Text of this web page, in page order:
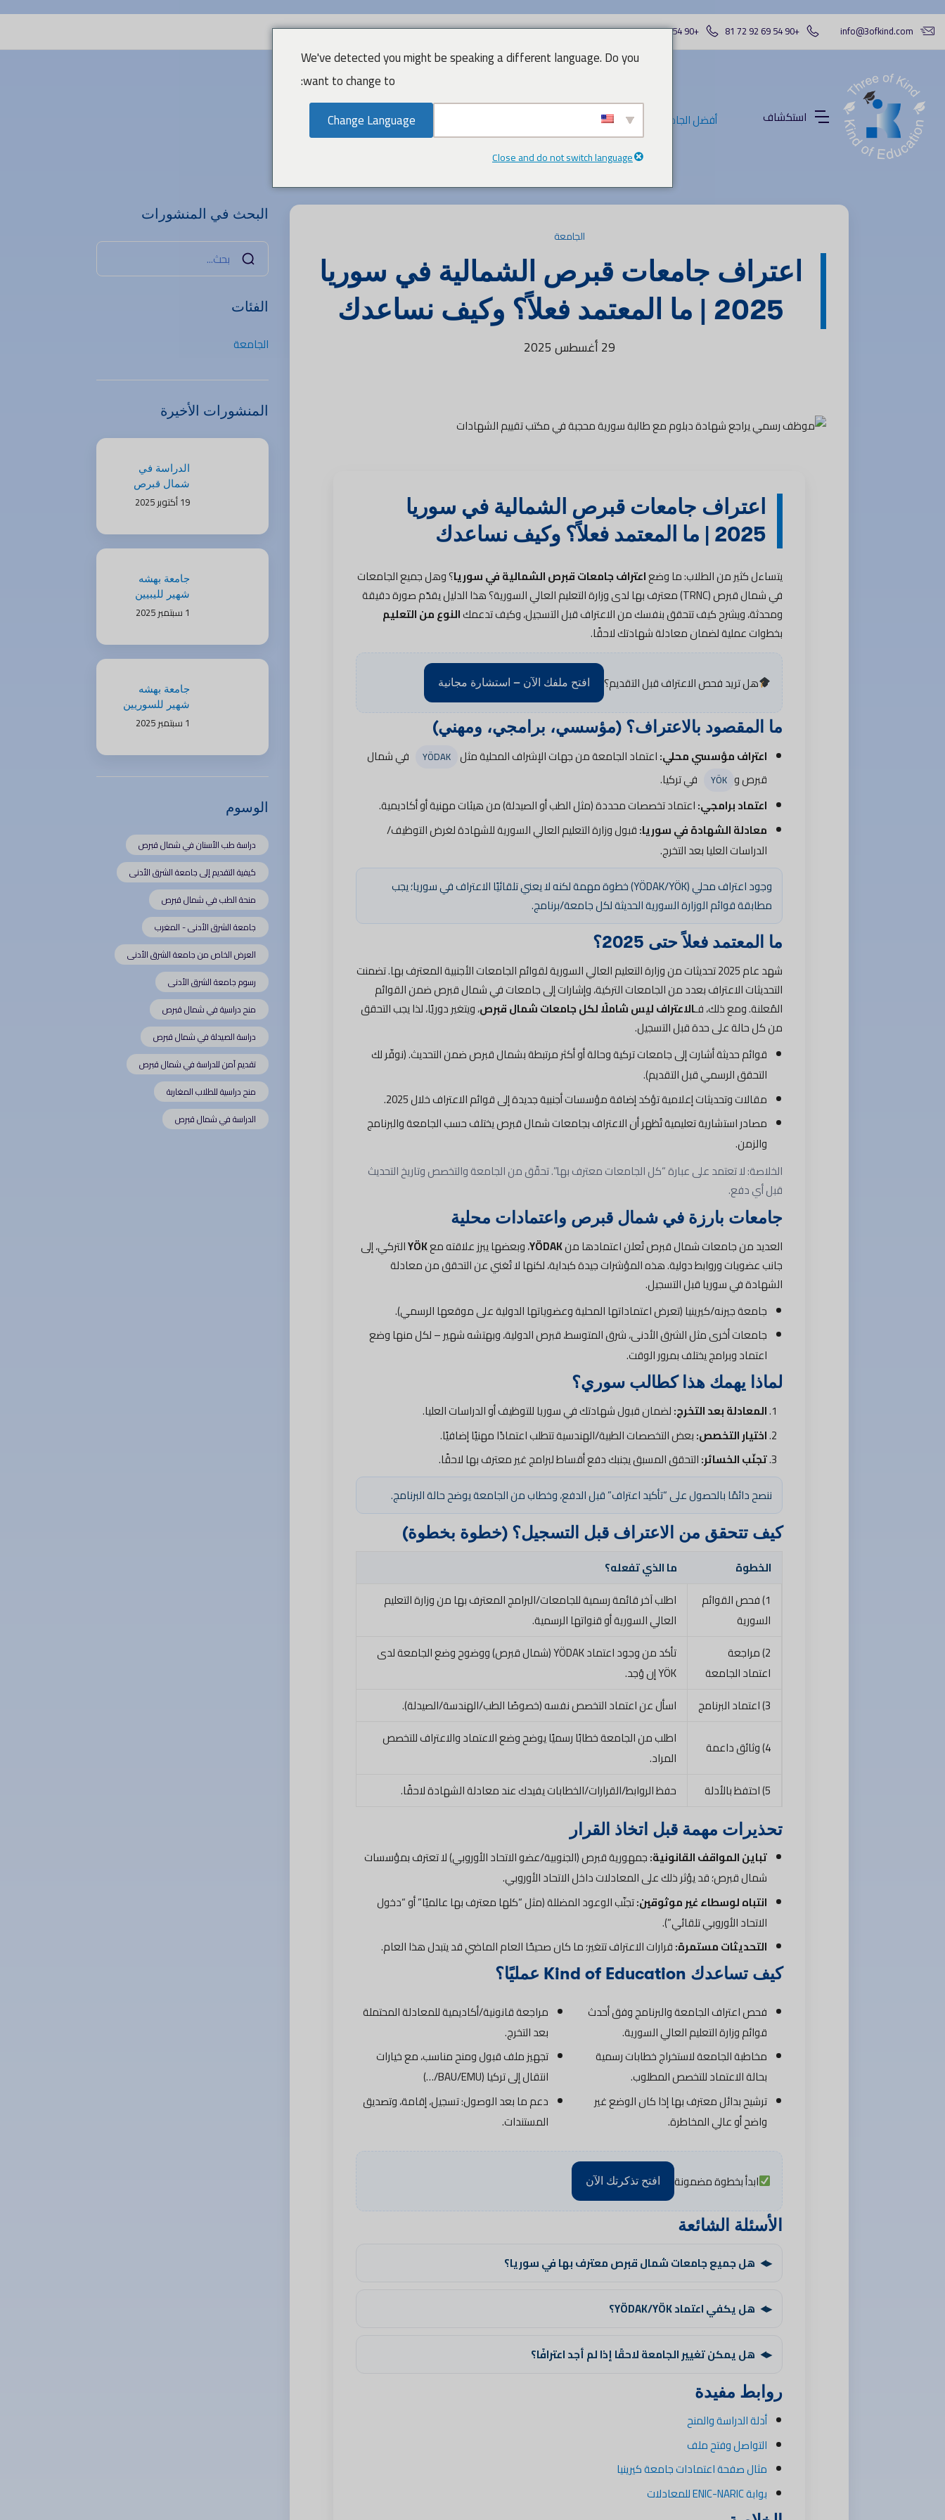
info@3ofkind.com
+90 54 69 92 72 81
+90 54 88 73 88 41
استكشاف أفضل الجامعات جميع الدورات آخر الأخبار
الجامعة
اعتراف جامعات قبرص الشمالية في سوريا
2025 | ما المعتمد فعلاً؟ وكيف نساعدك
29 أغسطس 2025
اعتراف جامعات قبرص الشمالية في سوريا
2025 | ما المعتمد فعلاً؟ وكيف نساعدك
يتساءل كثير من الطلاب: ما وضعاعتراف جامعات قبرص الشمالية في سوريا؟ وهل جميع الجامعات
في شمال قبرص (TRNC) معترف بها لدى وزارة التعليم العالي السورية؟ هذا الدليل يقدّم صورة دقيقة
ومحدثة، ويشرح كيف تتحقق بنفسك من الاعتراف قبل التسجيل، وكيف تدعمكالنوع من التعليم
بخطوات عملية لضمان معادلة شهادتك لاحقًا.
هل تريد فحص الاعتراف قبل التقديم؟ افتح ملفك الآن – استشارة مجانية
ما المقصود بالاعتراف؟ (مؤسسي، برامجي، ومهني)
اعتراف مؤسسي محلي:اعتماد الجامعة من جهات الإشراف المحلية مثل YÖDAK
في شمال
قبرص و YÖK
في تركيا.
اعتماد برامجي:اعتماد تخصصات محددة (مثل الطب أو الصيدلة) من هيئات مهنية أو أكاديمية.
معادلة الشهادة في سوريا:قبول وزارة التعليم العالي السورية للشهادة لغرض التوظيف/
الدراسات العليا بعد التخرج.
وجود اعتراف محلي (YÖDAK/YÖK) خطوة مهمة لكنه لا يعني تلقائيًا الاعتراف في سوريا؛ يجب
مطابقة قوائم الوزارة السورية الحديثة لكل جامعة/برنامج.
ما المعتمد فعلاً حتى 2025؟
شهد عام 2025 تحديثات من وزارة التعليم العالي السورية لقوائم الجامعات الأجنبية المعترف بها. تضمنت
التحديثات الاعتراف بعدد من الجامعات التركية، وإشارات إلى جامعات في شمال قبرص ضمن القوائم
المُعلنة. ومع ذلك، فـالاعتراف ليس شاملًا لكل جامعات شمال قبرص، ويتغير دوريًا، لذا يجب التحقق
من كل حالة على حدة قبل التسجيل.
قوائم حديثة أشارت إلى جامعات تركية وحالة أو أكثر مرتبطة بشمال قبرص ضمن التحديث. (نوفّر لك
التحقق الرسمي قبل التقديم).
مقالات وتحديثات إعلامية تؤكد إضافة مؤسسات أجنبية جديدة إلى قوائم الاعتراف خلال 2025.
مصادر استشارية تعليمية تُظهر أن الاعتراف بجامعات شمال قبرص يختلف حسب الجامعة والبرنامج
والزمن.
الخلاصة: لا تعتمد على عبارة “كل الجامعات معترف بها”. تحقّق من الجامعة والتخصص وتاريخ التحديث
قبل أي دفع.
جامعات بارزة في شمال قبرص واعتمادات محلية
العديد من جامعات شمال قبرص تُعلن اعتمادها منYÖDAK، وبعضها يبرز علاقته معYÖKالتركي، إلى
جانب عضويات وروابط دولية. هذه المؤشرات جيدة كبداية، لكنها لا تُغني عن التحقق من معادلة
الشهادة في سوريا قبل التسجيل.
جامعة جيرنه/كيرينيا (تعرض اعتماداتها المحلية وعضوياتها الدولية على موقعها الرسمي).
جامعات أخرى مثل الشرق الأدنى، شرق المتوسط، قبرص الدولية، وبهتشه شهير – لكل منها وضع
اعتماد وبرامج يختلف بمرور الوقت.
لماذا يهمك هذا كطالب سوري؟
المعادلة بعد التخرج:لضمان قبول شهادتك في سوريا للتوظيف أو الدراسات العليا.
اختيار التخصص:بعض التخصصات الطبية/الهندسية تتطلب اعتمادًا مهنيًا إضافيًا.
تجنّب الخسائر:التحقق المسبق يجنبك دفع أقساط لبرامج غير معترف بها لاحقًا.
ننصح دائمًا بالحصول على “تأكيد اعتراف” قبل الدفع، وخطاب من الجامعة يوضح حالة البرنامج.
كيف تتحقق من الاعتراف قبل التسجيل؟ (خطوة بخطوة)
الخطوة
ما الذي تفعله؟
1) فحص القوائم
السورية
اطلب آخر قائمة رسمية للجامعات/البرامج المعترف بها من وزارة التعليم
العالي السورية أو قنواتها الرسمية.
2) مراجعة
اعتماد الجامعة
تأكد من وجود اعتماد YÖDAK (شمال قبرص) ووضوح وضع الجامعة لدى
YÖK إن وُجد.
3) اعتماد البرنامج
اسأل عن اعتماد التخصص نفسه (خصوصًا الطب/الهندسة/الصيدلة).
4) وثائق داعمة
اطلب من الجامعة خطابًا رسميًا يوضح وضع الاعتماد والاعتراف للتخصص
المراد.
5) احتفظ بالأدلة
حفظ الروابط/القرارات/الخطابات يفيدك عند معادلة الشهادة لاحقًا.
تحذيرات مهمة قبل اتخاذ القرار
تباين المواقف القانونية:جمهورية قبرص (الجنوبية/عضو الاتحاد الأوروبي) لا تعترف بمؤسسات
شمال قبرص؛ قد يؤثر ذلك على المعادلات داخل الاتحاد الأوروبي.
انتباه لوسطاء غير موثوقين:تجنّب الوعود المضللة (مثل “كلها معترف بها عالميًا” أو “دخول
الاتحاد الأوروبي تلقائي”).
التحديثات مستمرة:قرارات الاعتراف تتغير؛ ما كان صحيحًا العام الماضي قد يتبدل هذا العام.
كيف تساعدك Kind of Education عمليًا؟
فحص اعتراف الجامعة والبرنامج وفق أحدث
قوائم وزارة التعليم العالي السورية.
مخاطبة الجامعة لاستخراج خطابات رسمية
بحالة الاعتماد للتخصص المطلوب.
ترشيح بدائل معترف بها إذا كان الوضع غير
واضح أو عالي المخاطرة.
مراجعة قانونية/أكاديمية للمعادلة المحتملة
بعد التخرج.
تجهيز ملف قبول ومنح مناسب، مع خيارات
انتقال إلى تركيا (BAU/EMU/…)
دعم ما بعد الوصول: تسجيل، إقامة، وتصديق
المستندات.
ابدأ بخطوة مضمونة افتح تذكرتك الآن
الأسئلة الشائعة
هل جميع جامعات شمال قبرص معترف بها في سوريا؟
هل يكفي اعتماد YÖDAK/YÖK؟
هل يمكن تغيير الجامعة لاحقًا إذا لم أجد اعترافًا؟
روابط مفيدة
أدلة الدراسة والمنح
التواصل وفتح ملف
مثال صفحة اعتمادات جامعة كيرينيا
بوابة ENIC-NARIC للمعادلات
البحث في المنشورات
الفئات
الجامعة
المنشورات الأخيرة
الدراسة في
شمال قبرص
للمغاربة: فرص
Kind of
19 أكتوبر 2025
جامعة بهشه
شهير لليبيين
2025 | منح
1 سبتمبر 2025
جامعة بهشه
شهير للسوريين
2025 | فرص
1 سبتمبر 2025
الوسوم
دراسة طب الأسنان في شمال قبرص
كيفية التقديم إلى جامعة الشرق الأدنى
منحة الطب في شمال قبرص
جامعة الشرق الأدنى - المغرب
العرض الخاص من جامعة الشرق الأدنى
رسوم جامعة الشرق الأدنى
منح دراسية في شمال قبرص
دراسة الصيدلة في شمال قبرص
تقديم آمن للدراسة في شمال قبرص
منح دراسية للطلاب المغاربة
الدراسة في شمال قبرص
We've detected you might be speaking a different language. Do you
want to change to:
Change Language
Close and do not switch language